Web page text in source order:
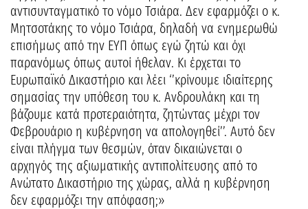
αντισυνταγματικό το νόμο Τσιάρα. Δεν εφαρμόζει ο κ.
Μητσοτάκης το νόμο Τσιάρα, δηλαδή να ενημερωθώ
επισήμως από την ΕΥΠ όπως εγώ ζητώ και όχι
παρανόμως όπως αυτοί ήθελαν. Κι έρχεται το
Ευρωπαϊκό Δικαστήριο και λέει ‘’κρίνουμε ιδιαίτερης
σημασίας την υπόθεση του κ. Ανδρουλάκη και τη
βάζουμε κατά προτεραιότητα, ζητώντας μέχρι τον
Φεβρουάριο η κυβέρνηση να απολογηθεί’’. Αυτό δεν
είναι πλήγμα των θεσμών, όταν δικαιώνεται ο
αρχηγός της αξιωματικής αντιπολίτευσης από το
Ανώτατο Δικαστήριο της χώρας, αλλά η κυβέρνηση
δεν εφαρμόζει την απόφαση;»